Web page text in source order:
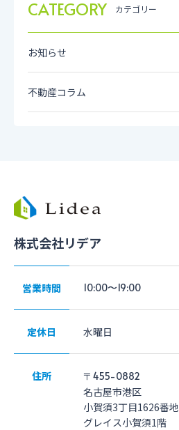
CATEGORY カテゴリー
お知らせ
不動産コラム
株式会社リデア
営業時間 10:00〜19:00
定休日 水曜日
住所 〒455-0882
名古屋市港区
小賀須3丁目1626番地
グレイス小賀須1階